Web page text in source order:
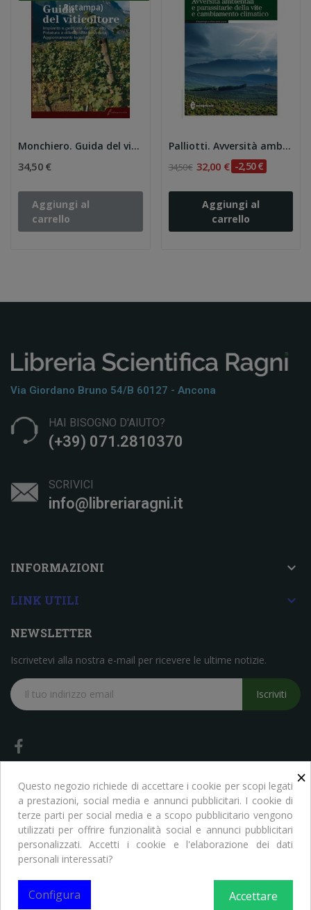
Ristampa)
Monchiero. Guida del viticoltore Impianto e...
34,50 €
Aggiungi al
carrello
Palliotti. Avversità ambientali e parassitarie...
34,50 € 32,00 € -2,50 €
Aggiungi al
carrello
Via Giordano Bruno 54/b 60127 - Ancona
HAI BISOGNO D'AIUTO?
(+39) 071.2810370
SCRIVICI
info@libreriaragni.it
INFORMAZIONI 
LINK UTILI 
NEWSLETTER
Iscrivetevi alla nostra e-mail per ricevere le ultime notizie.
Iscriviti
Copyright © Libreria Scientifica Ragni. Tutti i Diritti Riservati
×
Questo negozio richiede di accettare i cookie per scopi legati
a prestazioni, social media e annunci pubblicitari. I cookie di
terze parti per social media e a scopo pubblicitario vengono
utilizzati per offrire funzionalità social e annunci pubblicitari
personalizzati. Accetti i cookie e l'elaborazione dei dati
personali interessati?
Accettare
Configura